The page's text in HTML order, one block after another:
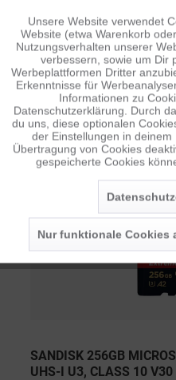
BEWERTUNGEN
0
Bewertungen lesen, schreiben
ÄHNLICHE ARTIKEL
Diese Artikel sind dem Produkt
Persönliche Empfehlungen
SANDISK 256GB
UHS-I U3, CLASS 10
Funktionale
Tracking
Personalisierung
Service
Unsere Website verwendet
Website (etwa Warenkorb
Nutzungsverhalten unserer
verbessern, sowie um Dir
Werbeplattformen Dritter
Erkenntnisse für
Informationen zu
Datenschutzerklärung. Durch
du uns, diese optionalen
der Einstellungen in
Übertragung von Cookies
gespeicherte Cookies
Nur funktionale Cookies